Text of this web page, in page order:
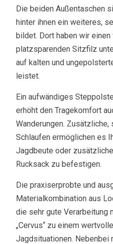
Die beiden Außentaschen
hinter ihnen ein weiteres,
bildet. Dort haben wir
platzsparenden Sitzfilz
auf kalten und
leistet.
Ein aufwändiges
erhöht den Tragekomfort
Wanderungen.
Schlaufen ermöglichen es
Jagdbeute oder
Rucksack zu befestigen.
Die praxiserprobte und
Materialkombination aus
die sehr gute Verarbeitung
„Cervus“ zu einem
Jagdsituationen. Nebenbei